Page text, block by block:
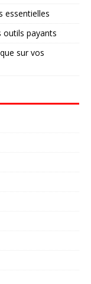
essentielles
outils payants
sur vos